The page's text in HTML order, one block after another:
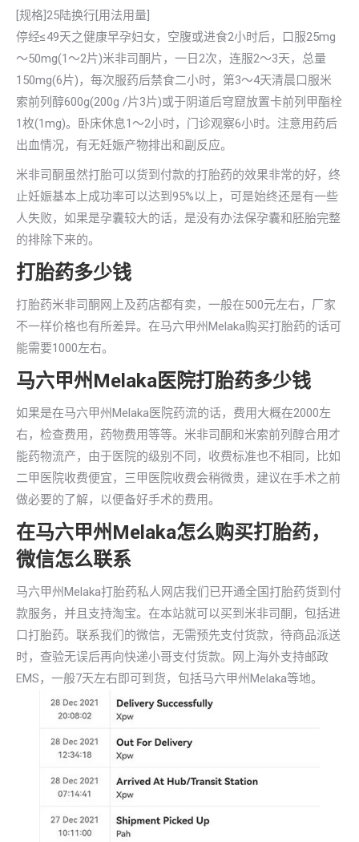
[规格]25陆换行[用法用量]
停经≤49天之健康早孕妇女，空腹或进食2小时后，口服25mg
～50mg(1～2片)米非司酮片，一日2次，连服2～3天，总量
150mg(6片)，每次服药后禁食二小时，第3～4天清晨口服米
索前列醇600g(200g /片3片)或于阴道后穹窟放置卡前列甲酯栓
1枚(1mg)。卧床休息1～2小时，门诊观察6小时。注意用药后
出血情况，有无妊娠产物排出和副反应。
米非司酮虽然打胎可以货到付款的打胎药的效果非常的好，终
止妊娠基本上成功率可以达到95%以上，可是始终还是有一些
人失败，如果是孕囊较大的话，是没有办法保孕囊和胚胎完整
的排除下来的。
打胎药多少钱
打胎药米非司酮网上及药店都有卖，一般在500元左右，厂家
不一样价格也有所差异。在马六甲州Melaka购买打胎药的话可
能需要1000左右。
马六甲州Melaka医院打胎药多少钱
如果是在马六甲州Melaka医院药流的话，费用大概在2000左
右，检查费用，药物费用等等。米非司酮和米索前列醇合用才
能药物流产，由于医院的级别不同，收费标准也不相同，比如
二甲医院收费便宜，三甲医院收费会稍微贵，建议在手术之前
做必要的了解，以便备好手术的费用。
在马六甲州Melaka怎么购买打胎药，
微信怎么联系
马六甲州Melaka打胎药私人网店我们已开通全国打胎药货到付
款服务，并且支持淘宝。在本站就可以买到米非司酮，包括进
口打胎药。联系我们的微信，无需预先支付货款，待商品派送
时，查验无误后再向快递小哥支付货款。网上海外支持邮政
EMS，一般7天左右即可到货，包括马六甲州Melaka等地。